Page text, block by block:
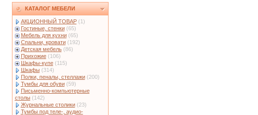
КАТАЛОГ МЕБЕЛИ
АКЦИОННЫЙ ТОВАР (1)
Гостиные, стенки (65)
Мебель для кухни (65)
Спальни, кровати (192)
Детская мебель (86)
Прихожие (106)
Шкафы-купе (115)
Шкафы (314)
Полки, пеналы, стеллажи (200)
Тумбы для обуви (59)
Письменно-компьютерные
столы (142)
Журнальные столики (23)
Тумбы под теле-, аудио-